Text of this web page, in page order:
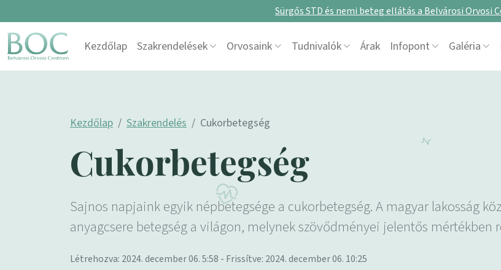
Sürgős STD és nemi beteg ellátás a Belvárosi Orvosi
Skip to content
Main Navigation
Kezdőlap Szakrendelések Orvosaink Tudnivalók Árak Infopont Galéria
Kezdőlap Szakrendelés Cukorbetegség
Cukorbetegség
Sajnos napjaink egyik népbetegsége a cukorbetegség. A magyar lakosság
anyagcsere betegség a világon, melynek szövődményei jelentős
Létrehozva: 2024. december 06. 5:58 - Frissítve: 2024. december 06. 10:25